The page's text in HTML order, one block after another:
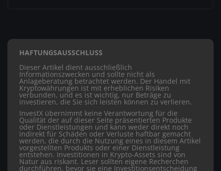
HAFTUNGSAUSSCHLUSS
Dieser Artikel dient ausschließlich
Informationszwecken und sollte nicht als
Anlageberatung betrachtet werden. Der Handel mit
Kryptowährungen ist mit erheblichen Risiken
verbunden, und es ist wichtig, nur Beträge zu
investieren, die Sie sich leisten können zu verlieren.
InvestX übernimmt keine Verantwortung für die
Qualität der auf dieser Seite präsentierten Produkte
oder Dienstleistungen und kann weder direkt noch
indirekt für Schäden oder Verluste haftbar gemacht
werden, die durch die Nutzung eines in diesem Artikel
vorgestellten Produkts oder einer Dienstleistung
entstehen. Investitionen in Krypto-Assets sind von
Natur aus riskant. Leser sollten eigene Recherchen
durchführen, bevor sie eine Investitionsentscheidung